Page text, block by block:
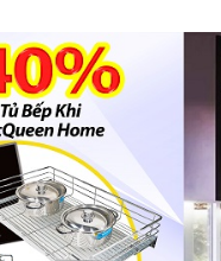
của bạn.